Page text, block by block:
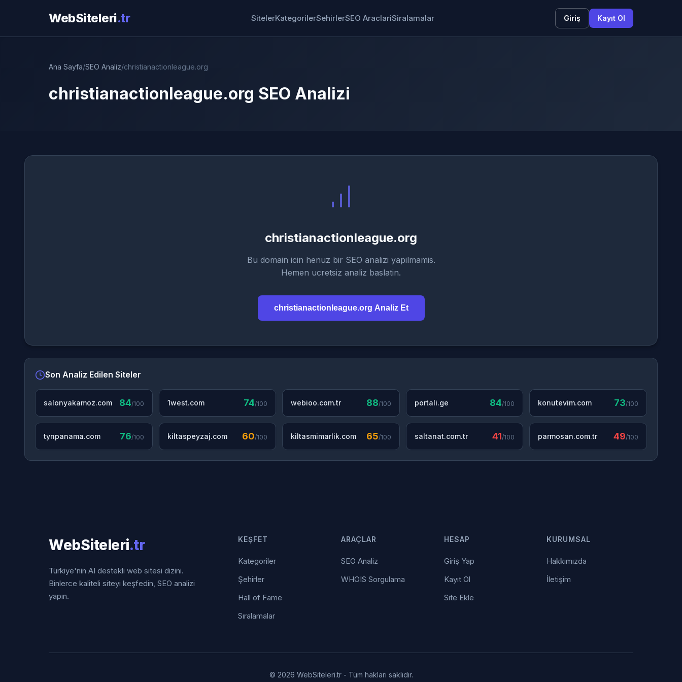
WebSiteleri.tr SitelerKategorilerSehirlerSEO AraclariSiralamalar Giriş Kayıt Ol
Ana Sayfa/SEO Analiz/christianactionleague.org
christianactionleague.org SEO Analizi
christianactionleague.org
Bu domain icin henuz bir SEO analizi yapilmamis.
Hemen ucretsiz analiz baslatin.
christianactionleague.org Analiz Et
Son Analiz Edilen Siteler
salonyakamoz.com 84/100 1west.com 74/100 webioo.com.tr 88/100 portali.ge 84/100 konutevim.com 73/100
tynpanama.com 76/100 kiltaspeyzaj.com 60/100 kiltasmimarlik.com 65/100 saltanat.com.tr 41/100 parmosan.com.tr 49/100
WebSiteleri.tr
Türkiye'nin AI destekli web sitesi dizini.
Binlerce kaliteli siteyi keşfedin, SEO analizi
yapın.
KEŞFET
Kategoriler
Şehirler
Hall of Fame
Sıralamalar
ARAÇLAR
SEO Analiz
WHOIS Sorgulama
HESAP
Giriş Yap
Kayıt Ol
Site Ekle
KURUMSAL
Hakkımızda
İletişim
© 2026 WebSiteleri.tr - Tüm hakları saklıdır.